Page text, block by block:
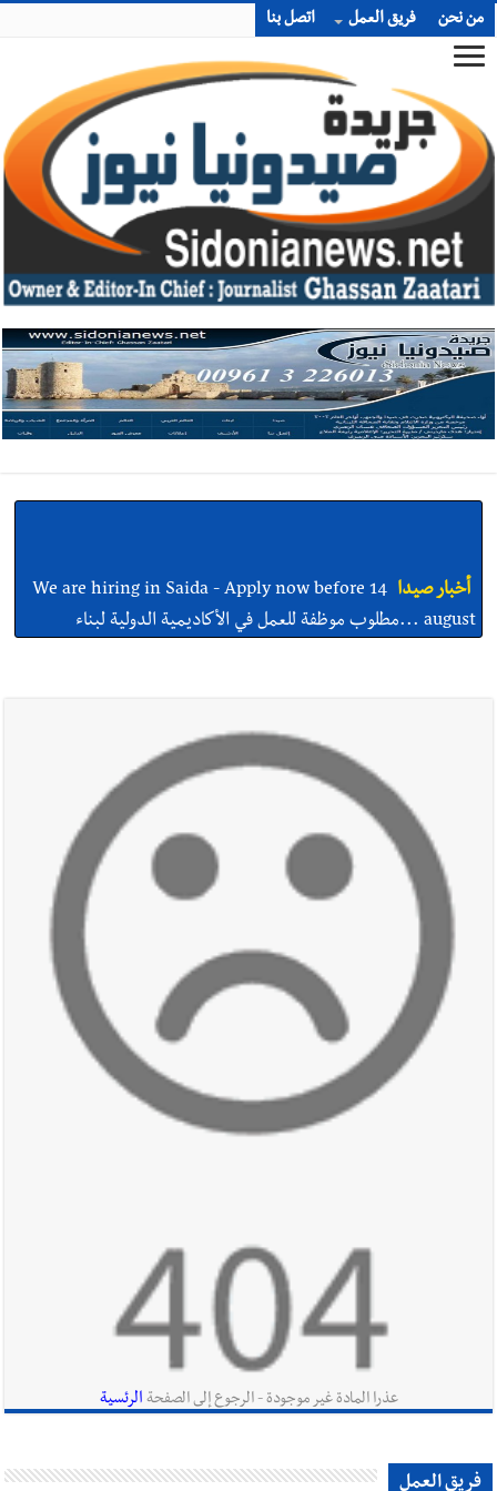
من نحن فريق العمل اتصل بنا
القدرات -صيدا
أخبار صيدا بالصور : بلدية صيدا تستقبل السيد محمد زيدان:
استعراض شامل لمشاريع وتأكيدٌ على حماية القيمة التراثية للمدينة
القديمة
أخبار لبنان
قائد الجيش اللبناني العماد رودولف هيكل استقبل
النائب أكرم شهيب الذي شدد على ضرورة التفاف جميع اللبنانيين
حول الجيش في هذه المرحلة الدقيقة
بهية الحريري تقدم بإسم الرئيس سعد الحريري التعازي
بوفاة الراحل ميشال معلولي
أخبار لبنان الجيش اللبناني : إصابة أحد العسكريين بجروح طفيفة
عذرا المادة غير موجودة - الرجوع إلى الصفحة الرئسية
فريق العمل